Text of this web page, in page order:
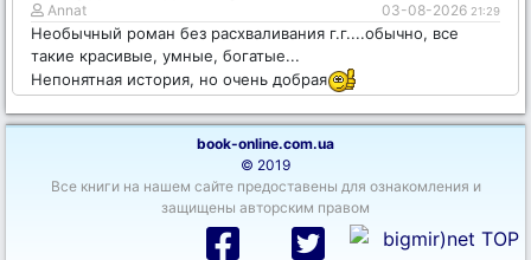
Annat 03-08-2026 21:29
Необычный роман без расхваливания г.г....обычно, все
такие красивые, умные, богатые...
Непонятная история, но очень добрая
book-online.com.ua
© 2019
Все книги на нашем сайте предоставены для ознакомления и
защищены авторским правом